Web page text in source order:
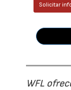
Solicitar
WFL